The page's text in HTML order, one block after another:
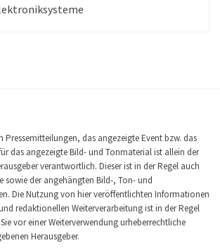
Pressemitteilungen, das angezeigte Event bzw. das
das angezeigte Bild- und Tonmaterial ist allein der
verantwortlich. Dieser ist in der Regel auch
sowie der angehängten Bild-, Ton- und
Die Nutzung von hier veröffentlichten Informationen
redaktionellen Weiterverarbeitung ist in der Regel
vor einer Weiterverwendung urheberrechtliche
Herausgeber.